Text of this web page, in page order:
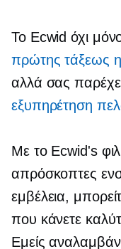
Το Ecwid όχι
πρώτης τάξεως
αλλά σας
εξυπηρέτηση
Με το Ecwid's
απρόσκοπτες
εμβέλεια,
που κάνετε
Εμείς